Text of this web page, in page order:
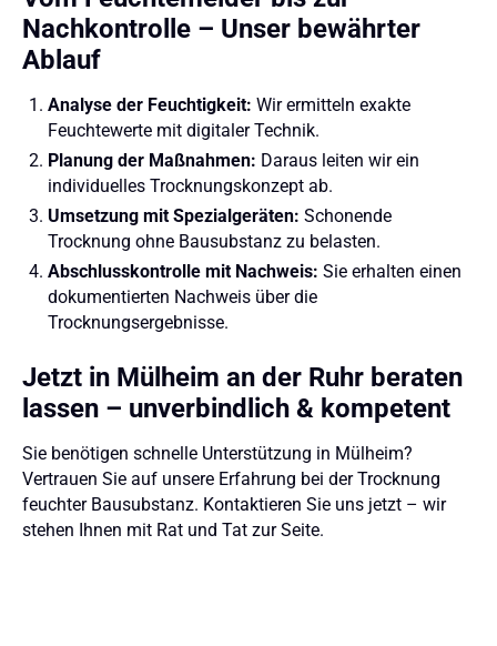
Nachkontrolle – Unser bewährter
Ablauf
Analyse der Feuchtigkeit: Wir ermitteln exakte
Feuchtewerte mit digitaler Technik.
Planung der Maßnahmen: Daraus leiten wir ein
individuelles Trocknungskonzept ab.
Umsetzung mit Spezialgeräten: Schonende
Trocknung ohne Bausubstanz zu belasten.
Abschlusskontrolle mit Nachweis: Sie erhalten einen
dokumentierten Nachweis über die
Trocknungsergebnisse.
Jetzt in Mülheim an der Ruhr beraten
lassen – unverbindlich & kompetent
Sie benötigen schnelle Unterstützung in Mülheim?
Vertrauen Sie auf unsere Erfahrung bei der Trocknung
feuchter Bausubstanz. Kontaktieren Sie uns jetzt – wir
stehen Ihnen mit Rat und Tat zur Seite.